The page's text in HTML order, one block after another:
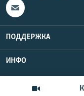
ПОДДЕРЖКА
ИНФО
Copyright
UTC+3